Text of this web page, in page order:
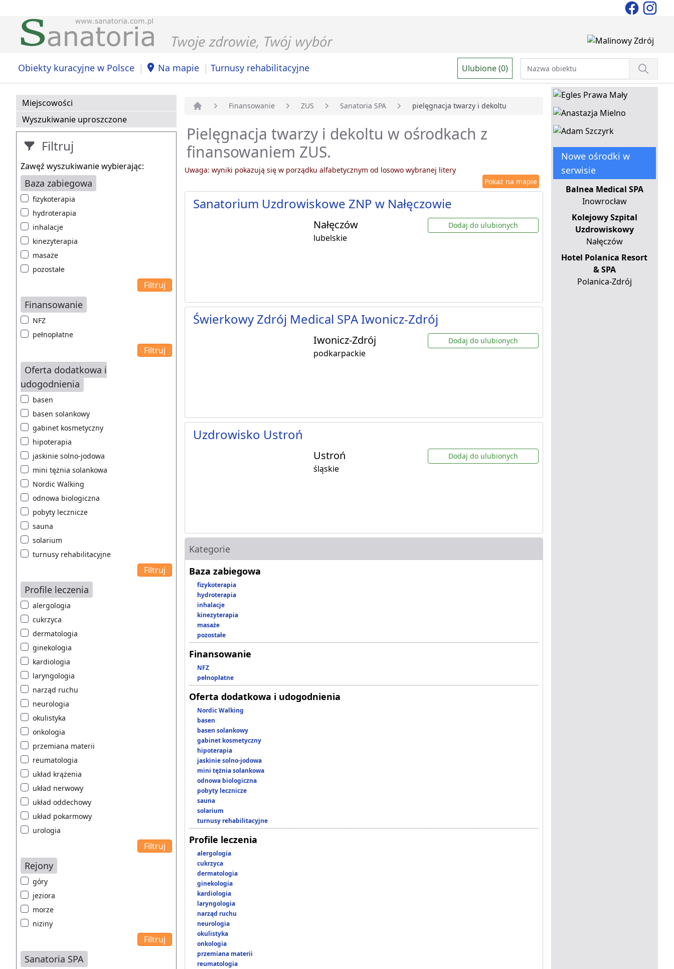
Obiekty kuracyjne w Polsce | Na mapie | Turnusy rehabilitacyjne Ulubione (0)
Miejscowości
Wyszukiwanie uproszczone
Filtruj
Zawęź wyszukiwanie wybierając:
Baza zabiegowa
fizykoterapia
hydroterapia
inhalacje
kinezyterapia
masaże
pozostałe
Finansowanie
NFZ
pełnopłatne
Oferta dodatkowa i
udogodnienia
basen
basen solankowy
gabinet kosmetyczny
hipoterapia
jaskinie solno-jodowa
mini tężnia solankowa
Nordic Walking
odnowa biologiczna
pobyty lecznicze
sauna
solarium
turnusy rehabilitacyjne
Profile leczenia
alergologia
cukrzyca
dermatologia
ginekologia
kardiologia
laryngologia
narząd ruchu
neurologia
okulistyka
onkologia
przemiana materii
reumatologia
układ krążenia
układ nerwowy
układ oddechowy
układ pokarmowy
urologia
Rejony
góry
jeziora
morze
niziny
Sanatoria SPA
Finansowanie ZUS Sanatoria SPA pielęgnacja twarzy i dekoltu
Pielęgnacja twarzy i dekoltu w ośrodkach z
finansowaniem ZUS.
Uwaga: wyniki pokazują się w porządku alfabetycznym od losowo wybranej litery
Pokaż na mapie
Sanatorium Uzdrowiskowe ZNP w Nałęczowie
Nałęczów
lubelskie
Dodaj do ulubionych
Świerkowy Zdrój Medical SPA Iwonicz-Zdrój
Iwonicz-Zdrój
podkarpackie
Dodaj do ulubionych
Uzdrowisko Ustroń
Ustroń
śląskie
Dodaj do ulubionych
Kategorie
Baza zabiegowa
fizykoterapia
hydroterapia
inhalacje
kinezyterapia
masaże
pozostałe
Finansowanie
NFZ
pełnopłatne
Oferta dodatkowa i udogodnienia
Nordic Walking
basen
basen solankowy
gabinet kosmetyczny
hipoterapia
jaskinie solno-jodowa
mini tężnia solankowa
odnowa biologiczna
pobyty lecznicze
sauna
solarium
turnusy rehabilitacyjne
Profile leczenia
alergologia
cukrzyca
dermatologia
ginekologia
kardiologia
laryngologia
narząd ruchu
neurologia
okulistyka
onkologia
przemiana materii
reumatologia
Nowe ośrodki w
serwisie
Balnea Medical SPA
Inowrocław
Kolejowy Szpital
Uzdrowiskowy
Nałęczów
Hotel Polanica Resort
& SPA
Polanica-Zdrój